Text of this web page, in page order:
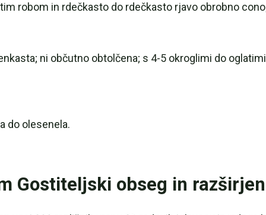
robom in rdečkasto do rdečkasto rjavo obrobno
ni občutno obtolčena; s 4-5 okroglimi do
do olesenela.
Gostiteljski obseg in